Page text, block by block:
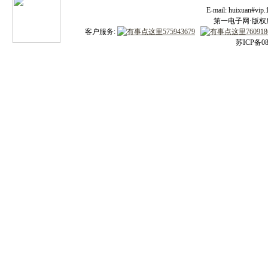
E-mail:
第一电子网·版权
客户服务:
苏ICP备